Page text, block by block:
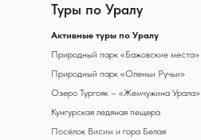
Туры по Уралу
Активные туры по Уралу
Природный парк «Бажовские места»
Природный парк «Оленьи Ручьи»
Озеро Тургояк – «Жемчужина Урала»
Кунгурская ледяная пещера
Посёлок Висим и гора Белая